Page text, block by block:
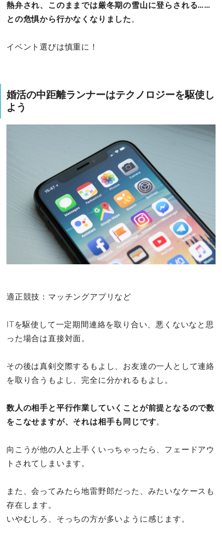
熱弁され、このままでは厳冬期の雪山に登らされる……
との危惧から行かなくなりました。
イベント選びは慎重に！
婚活の中距離ランナーはテクノロジーを駆使し
よう
適正競技：マッチングアプリなど
ITを駆使して一定期間連絡を取り合い、悪くないなと思
った場合は直接対面。
その後は真剣交際するもよし、お友達の一人として連絡
を取り合うもよし、完全に分かれるもよし。
数人の相手と平行作業していくことが前提となるので数
をこなせますが、それは相手も同じです。
向こうが他の人と上手くいっちゃったら、フェードアウ
トされてしまいます。
また、会ってみたら地雷野郎だった、みたいなケースも
存在します。
いやむしろ、そっちの方が多いように感じます。